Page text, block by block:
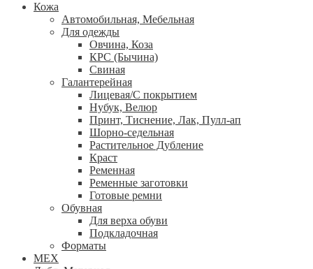
Кожа
Автомобильная, Мебельная
Для одежды
Овчина, Коза
КРС (Бычина)
Свиная
Галантерейная
Лицевая/С покрытием
Нубук, Велюр
Принт, Тиснение, Лак, Пулл-ап
Шорно-седельная
Растительное Дубление
Краст
Ременная
Ременные заготовки
Готовые ремни
Обувная
Для верха обуви
Подкладочная
Форматы
МЕХ